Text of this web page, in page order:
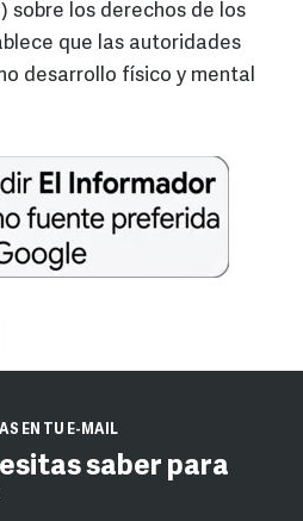
sobre los derechos de los
que las autoridades
desarrollo físico y mental
EN TU E-MAIL
saber para